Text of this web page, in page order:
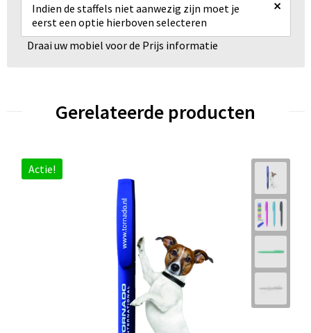
Indien de staffels niet aanwezig zijn moet je
eerst een optie hierboven selecteren
×
Draai uw mobiel voor de Prijs informatie
Gerelateerde producten
Actie!